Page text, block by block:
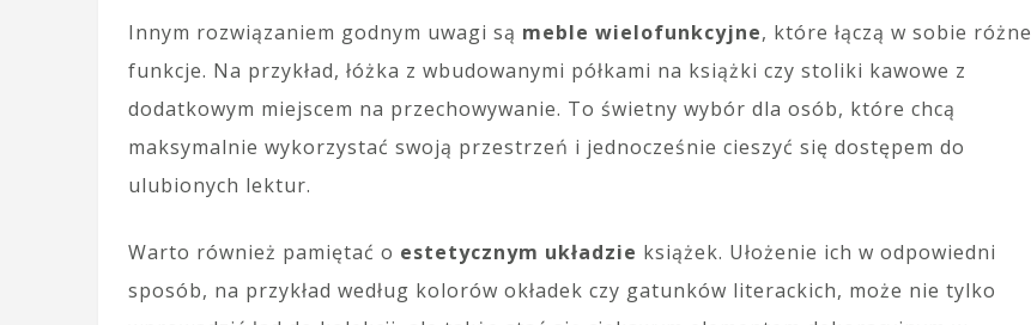
Innym rozwiązaniem godnym uwagi są meble wielofunkcyjne, które łączą w sobie różne
funkcje. Na przykład, łóżka z wbudowanymi półkami na książki czy stoliki kawowe z
dodatkowym miejscem na przechowywanie. To świetny wybór dla osób, które chcą
maksymalnie wykorzystać swoją przestrzeń i jednocześnie cieszyć się dostępem do
ulubionych lektur.
Warto również pamiętać o estetycznym układzie książek. Ułożenie ich w odpowiedni
sposób, na przykład według kolorów okładek czy gatunków literackich, może nie tylko